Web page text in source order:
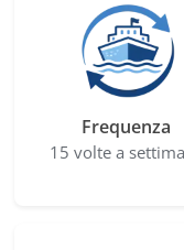
Frequenza
15 volte a